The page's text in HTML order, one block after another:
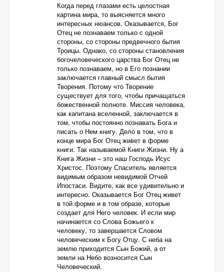
Когда перед глазами есть целостная
картина мира, то выясняется много
интересных нюансов. Оказывается, Бог
Отец не познаваем только с одной
стороны, со стороны предвечного бытия
Троицы. Однако, со стороны становления
богочеловеческого царства Бог Отец не
только познаваем, но в Его познании
заключается главный смысл бытия
Творения. Потому что Творение
существует для того, чтобы причащаться
божественной полноте. Миссия человека,
как капитана вселенной, заключается в
том, чтобы постоянно познавать Бога и
писать о Нем книгу. Дело в том, что в
конце мира Бог Отец живет в форме
книги. Так называемой Книги Жизни. Ну а
Книга Жизни – это наш Господь Исус
Христос. Поэтому Спаситель является
видимым образом невидимой Отчей
Ипостаси. Видите, как все удивительно и
интересно. Оказывается Бог Отец живет
в той форме и в том образе, которые
создает для Него человек. И если мир
начинается со Слова Божьего к
человеку, то завершается Словом
человеческим к Богу Отцу. С неба на
землю приходится Сын Божий, а от
земли на Небо возносится Сын
Человеческий.